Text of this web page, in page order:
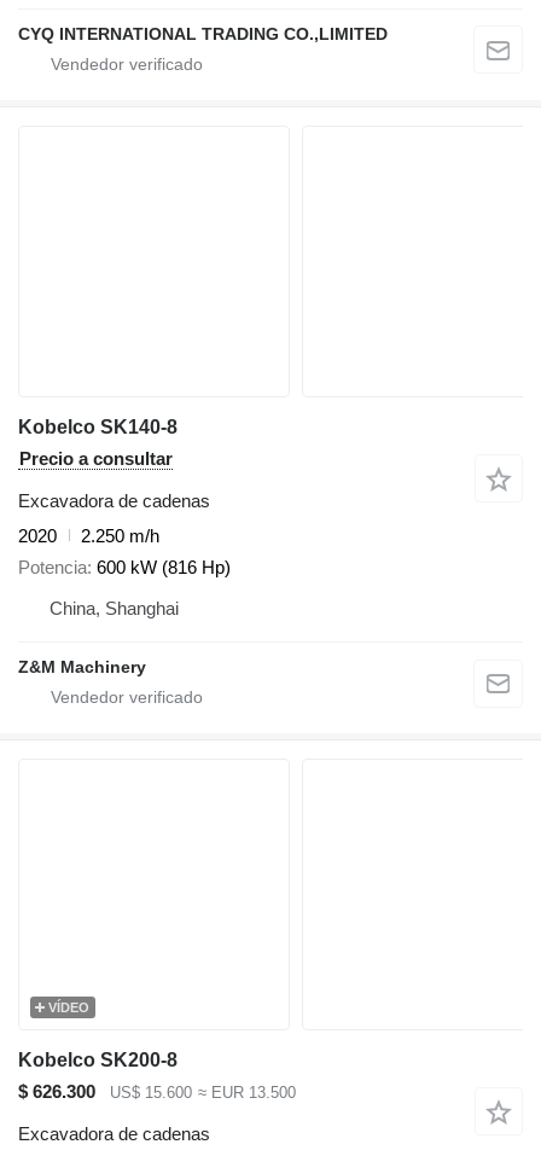
CYQ INTERNATIONAL TRADING CO.,LIMITED
Kobelco SK140-8
Precio a consultar
Excavadora de cadenas
2020
2.250 m/h
Potencia 600 kW (816 Hp)
China, Shanghai
Z&M Machinery
VÍDEO
Kobelco SK200-8
$ 626.300
US$ 15.600 ≈ EUR 13.500
Excavadora de cadenas